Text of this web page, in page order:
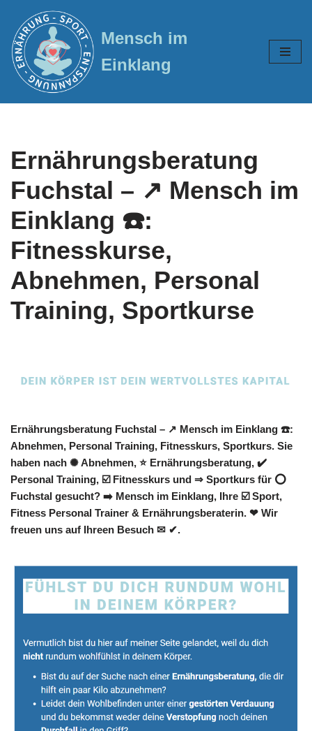
Zum
Inhalt
springen
Mensch im
Einklang
Ernährungsberatung
Fuchstal – ↗️ Mensch im
Einklang ☎️:
Fitnesskurse,
Abnehmen, Personal
Training, Sportkurse
Ernährungsberatung Fuchstal – ↗️ Mensch im Einklang ☎️:
Abnehmen, Personal Training, Fitnesskurs, Sportkurs. Sie
haben nach ✺ Abnehmen, ⭐ Ernährungsberatung, ✔️
Personal Training, ☑️ Fitnesskurs und ⇒ Sportkurs für ⭕
Fuchstal gesucht? ➡️ Mensch im Einklang, Ihre ☑️ Sport,
Fitness Personal Trainer & Ernährungsberaterin. ❤ Wir
freuen uns auf Ihreen Besuch ✉ ✔.